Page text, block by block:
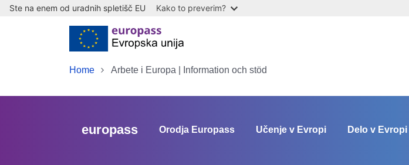
Skip to main content
Ste na enem od uradnih spletišč EU Kako to preverim?
Home Arbete i Europa | Information och stöd
europass Orodja Europass Učenje v Evropi Delo v Evropi